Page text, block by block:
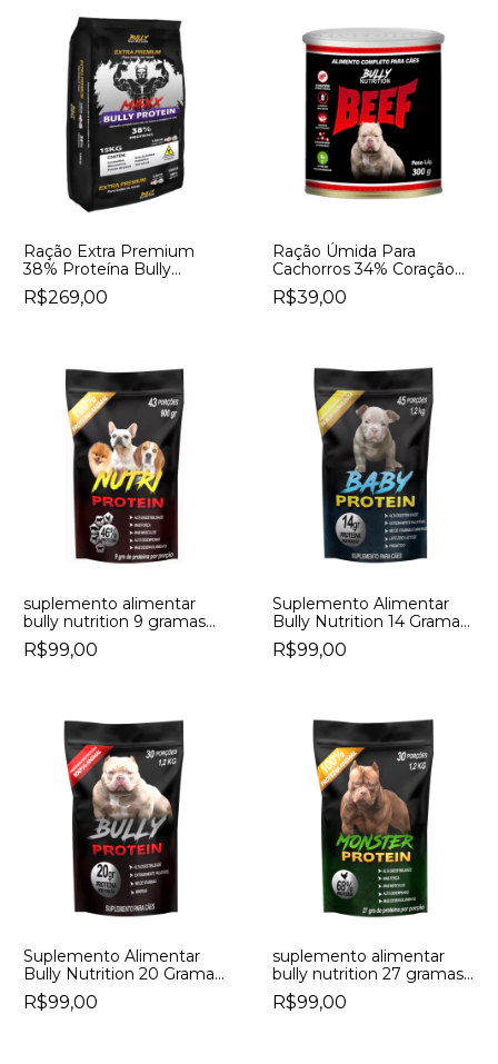
Ração Extra Premium
38% Proteína Bully
Nutrition Maxx Bully
Protein Sabor Frango E
R$269,00
Ração Úmida Para
Cachorros 34% Coração
Bovino Beef Bully
Nutrition Sabor Carne
R$39,00
suplemento alimentar
bully nutrition 9 gramas
de proteína nutri protein
R$99,00
Suplemento Alimentar
Bully Nutrition 14 Gramas
de Proteína Baby Protein
R$99,00
Suplemento Alimentar
Bully Nutrition 20 Gramas
de Proteína Bully Protein
R$99,00
suplemento alimentar
bully nutrition 27 gramas
de proteína monster
protein
R$99,00